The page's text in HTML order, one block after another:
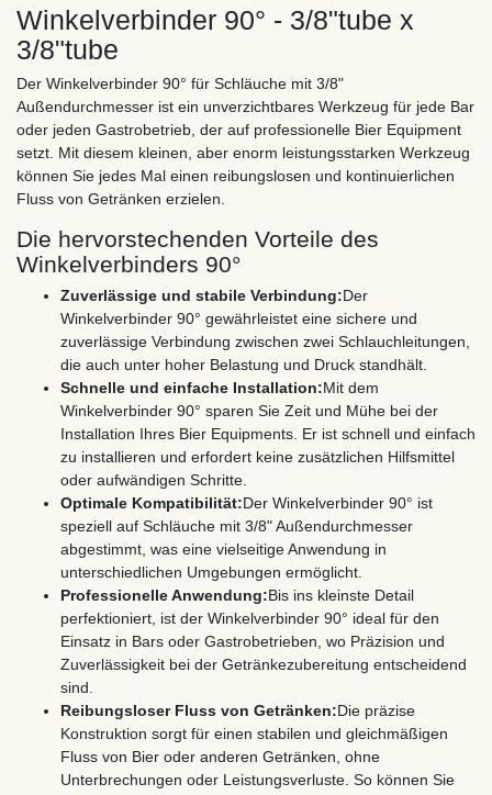
Winkelverbinder 90° - 3/8"tube x
3/8"tube
Der Winkelverbinder 90° für Schläuche mit 3/8"
Außendurchmesser ist ein unverzichtbares Werkzeug für jede Bar
oder jeden Gastrobetrieb, der auf professionelle Bier Equipment
setzt. Mit diesem kleinen, aber enorm leistungsstarken Werkzeug
können Sie jedes Mal einen reibungslosen und kontinuierlichen
Fluss von Getränken erzielen.
Die hervorstechenden Vorteile des
Winkelverbinders 90°
Zuverlässige und stabile Verbindung:Der
Winkelverbinder 90° gewährleistet eine sichere und
zuverlässige Verbindung zwischen zwei Schlauchleitungen,
die auch unter hoher Belastung und Druck standhält.
Schnelle und einfache Installation:Mit dem
Winkelverbinder 90° sparen Sie Zeit und Mühe bei der
Installation Ihres Bier Equipments. Er ist schnell und einfach
zu installieren und erfordert keine zusätzlichen Hilfsmittel
oder aufwändigen Schritte.
Optimale Kompatibilität:Der Winkelverbinder 90° ist
speziell auf Schläuche mit 3/8" Außendurchmesser
abgestimmt, was eine vielseitige Anwendung in
unterschiedlichen Umgebungen ermöglicht.
Professionelle Anwendung:Bis ins kleinste Detail
perfektioniert, ist der Winkelverbinder 90° ideal für den
Einsatz in Bars oder Gastrobetrieben, wo Präzision und
Zuverlässigkeit bei der Getränkezubereitung entscheidend
sind.
Reibungsloser Fluss von Getränken:Die präzise
Konstruktion sorgt für einen stabilen und gleichmäßigen
Fluss von Bier oder anderen Getränken, ohne
Unterbrechungen oder Leistungsverluste. So können Sie